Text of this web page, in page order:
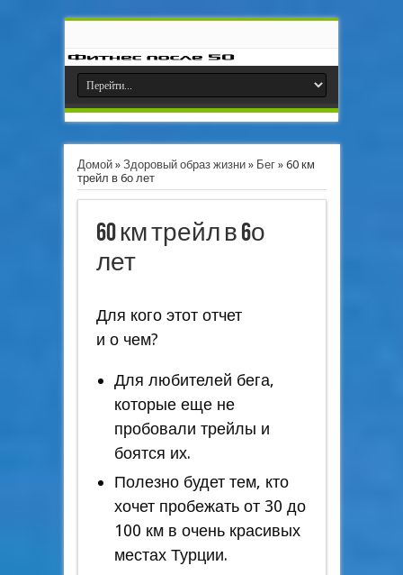
Домой» Здоровый образ жизни» Бег» 60 км
трейл в 6о лет
60 км трейл в 6о
лет
Для кого этот отчет
и о чем?
Для любителей бега,
которые еще не
пробовали трейлы и
боятся их.
Полезно будет тем, кто
хочет пробежать от 30 до
100 км в очень красивых
местах Турции.